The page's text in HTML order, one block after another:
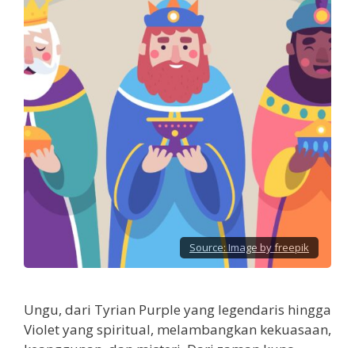
Source:Image by freepik
Ungu, dari Tyrian Purple yang legendaris hingga
Violet yang spiritual, melambangkan kekuasaan,